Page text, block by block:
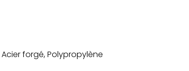
Acier forgé,Polypropylène